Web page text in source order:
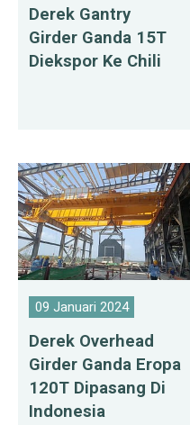
Derek Gantry
Girder Ganda 15T
Diekspor Ke Chili
09 Januari 2024
Derek Overhead
Girder Ganda Eropa
120T Dipasang Di
Indonesia